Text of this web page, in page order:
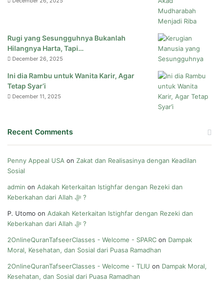
Rugi yang Sesungguhnya Bukanlah
Hilangnya Harta, Tapi…
December 26, 2025
Ini dia Rambu untuk Wanita Karir, Agar
Tetap Syar’i
December 11, 2025
Recent Comments
Penny Appeal USA on Zakat dan Realisasinya dengan Keadilan
Sosial
admin on Adakah Keterkaitan Istighfar dengan Rezeki dan
Keberkahan dari Allah ﷻ ?
P. Utomo on Adakah Keterkaitan Istighfar dengan Rezeki dan
Keberkahan dari Allah ﷻ ?
2OnlineQuranTafseerClasses - Welcome - SPARC on Dampak
Moral, Kesehatan, dan Sosial dari Puasa Ramadhan
2OnlineQuranTafseerClasses - Welcome - TLIU on Dampak Moral,
Kesehatan, dan Sosial dari Puasa Ramadhan